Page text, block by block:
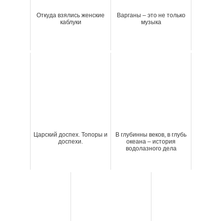
Откуда взялись женские
каблуки
Варганы – это не только
музыка
Царский доспех. Топоры и
доспехи.
В глубинны веков, в глубь
океана – история
водолазного дела